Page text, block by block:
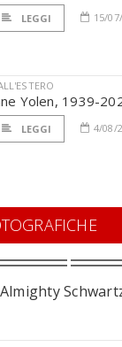
LEGGI 15/
Yolen, 1939-
LEGGI 4/08/
Schwartz